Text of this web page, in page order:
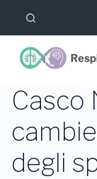
l
l
c
n
t
n
Casco
degli